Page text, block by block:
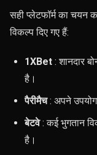
सही प्लेटफॉर्म का चयन
विकल्प दिए गए हैं:
1XBet : शानदार
है।
पैरीमैच: अपने
बेटवे: कई भुगतान
है।